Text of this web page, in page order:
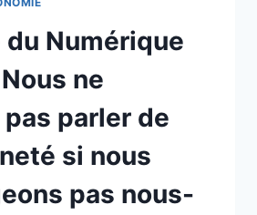
du Numérique
ne
parler de
si nous
pas nous-